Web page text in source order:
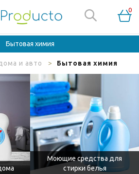
0
Бытовая химия
и авто Бытовая химия
Моющие средства для
стирки белья